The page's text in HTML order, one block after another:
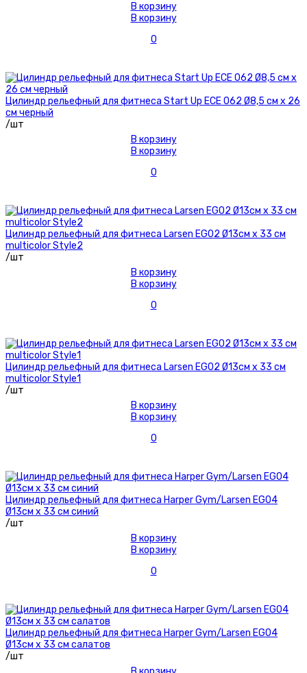
В корзину
В корзину
0
Цилиндр рельефный для фитнеса Start Up ЕСЕ 062 Ø8,5 см х 26
см черный
/шт
В корзину
В корзину
0
Цилиндр рельефный для фитнеса Larsen EG02 Ø13см х 33 см
multicolor Style2
/шт
В корзину
В корзину
0
Цилиндр рельефный для фитнеса Larsen EG02 Ø13см х 33 см
multicolor Style1
/шт
В корзину
В корзину
0
Цилиндр рельефный для фитнеса Harper Gym/Larsen EG04
Ø13см х 33 см синий
/шт
В корзину
В корзину
0
Цилиндр рельефный для фитнеса Harper Gym/Larsen EG04
Ø13см х 33 см салатов
/шт